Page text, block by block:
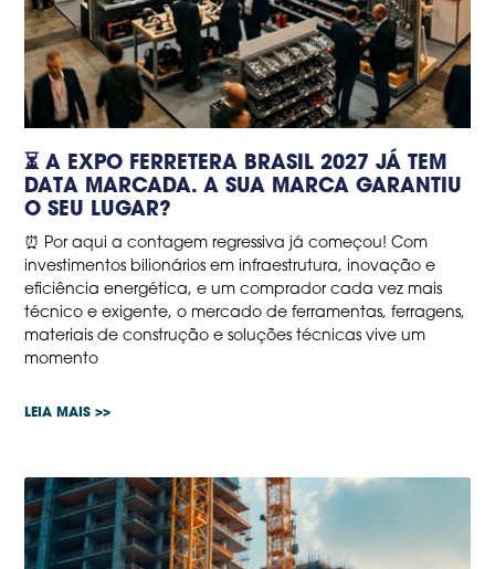
⏳ A EXPO FERRETERA BRASIL 2027 JÁ TEM
DATA MARCADA. A SUA MARCA GARANTIU
O SEU LUGAR?
⏰ Por aqui a contagem regressiva já começou! Com
investimentos bilionários em infraestrutura, inovação e
eficiência energética, e um comprador cada vez mais
técnico e exigente, o mercado de ferramentas, ferragens,
materiais de construção e soluções técnicas vive um
momento
LEIA MAIS >>